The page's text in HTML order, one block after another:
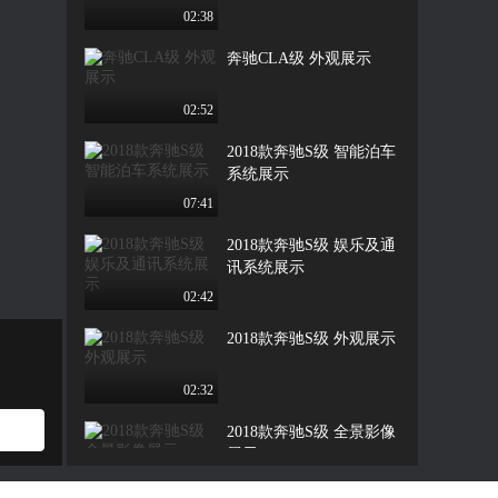
02:38
02:52
奔驰CLA级 外观展示
07:41
2018款奔驰S级 智能泊车
系统展示
02:42
2018款奔驰S级 娱乐及通
讯系统展示
02:32
2018款奔驰S级 外观展示
00:54
2018款奔驰S级 全景影像